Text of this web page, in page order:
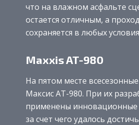
что на влажном асфальте
остается отличным, а
сохраняется в любых
Maxxis AT-980
На пятом месте
Максис AT-980. При их
применены инновационные
за счет чего удалось